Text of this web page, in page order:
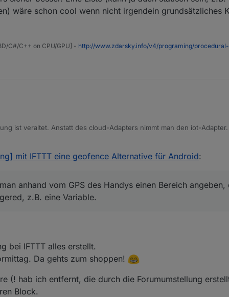
wäre schon cool wenn nicht irgendein grundsätzliches
C#/C++ on CPU/GPU] - http://www.zdarsky.info/v4/programing/
ist veraltet. Anstatt des cloud-Adapters nimmt man den iot-
man anhand vom GPS des Handys einen Bereich angeben, der
eine Variable.
wie das Beispiel 2 unterhttps://github.com/ioBroker/ioBroker.cl … c/
rechts -> New Applet
service "location" eintragen und auswählen
mit IFTTT eine geofence Alternative für Android:
anhand vom GPS des Handys einen Bereich angeben,
z.B. eine Variable.
bei IFTTT alles erstellt.
Da gehts zum shoppen!
(! hab ich entfernt, die durch die Forumumstellung
Block.